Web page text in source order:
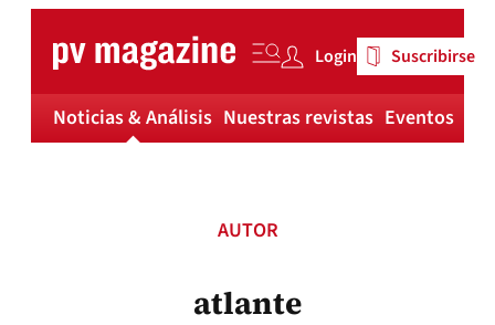
content
Login Suscribirse
Noticias & Análisis Nuestras revistas Eventos
AUTOR
atlante